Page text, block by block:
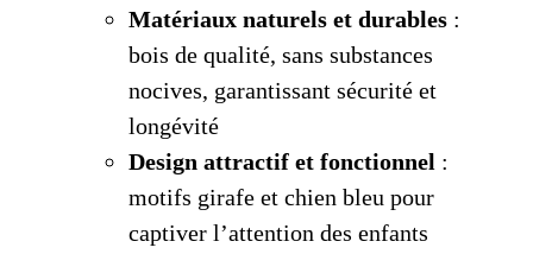
Matériaux naturels et durables :
bois de qualité, sans substances
nocives, garantissant sécurité et
longévité
Design attractif et fonctionnel :
motifs girafe et chien bleu pour
captiver l’attention des enfants